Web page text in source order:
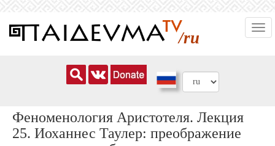
основному
/ru
Феноменология Аристотеля. Лекция
25. Иоханнес Таулер: преображение